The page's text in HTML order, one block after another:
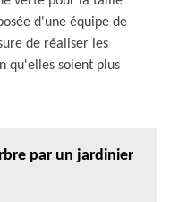
d'une équipe de
de réaliser les
qu'elles soient plus
par un jardinier